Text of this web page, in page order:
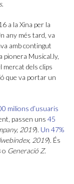
.
a la Xina per la
any més tard, va
amb contingut
pionera Musical.ly,
mercat dels clips
que va portar un
milions d’usuaris
passen uns 45
2019). Un 47%
2019). És
o Generació Z.